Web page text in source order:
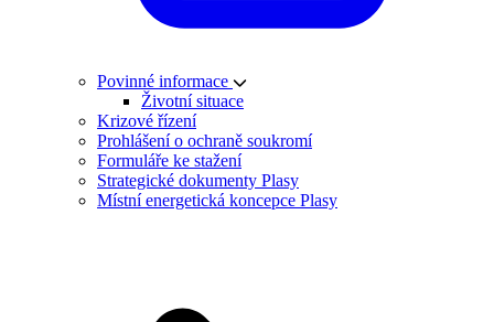
Povinné informace
Životní situace
Krizové řízení
Prohlášení o ochraně soukromí
Formuláře ke stažení
Strategické dokumenty Plasy
Místní energetická koncepce Plasy